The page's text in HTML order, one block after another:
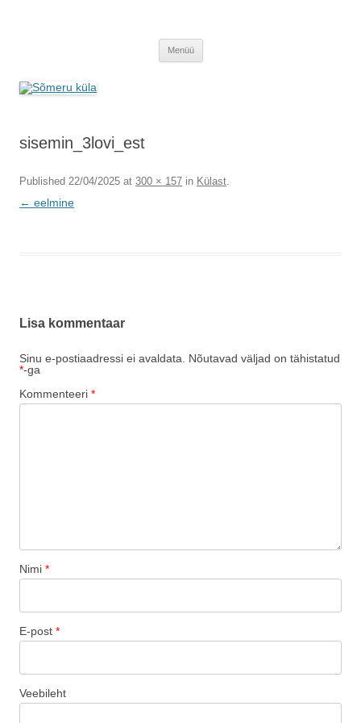
Menüü
sisemin_3lovi_est
Published 22/04/2025 at 300 × 157 in Külast.
← eelmine
Lisa kommentaar
Sinu e-postiaadressi ei avaldata.
Nõutavad väljad on tähistatud
*-ga
Kommenteeri *
Nimi *
E-post *
Veebileht